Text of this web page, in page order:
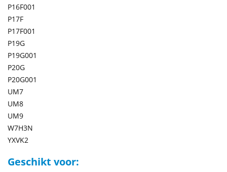
P16F001
P17F
P17F001
P19G
P19G001
P20G
P20G001
UM7
UM8
UM9
W7H3N
YXVK2
Geschikt voor: